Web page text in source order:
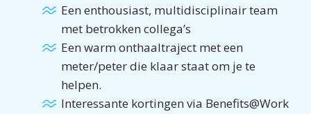
Een enthousiast, multidisciplinair team
met betrokken collega’s
Een warm onthaaltraject met een
meter/peter die klaar staat om je te
helpen.
Interessante kortingen via Benefits@Work